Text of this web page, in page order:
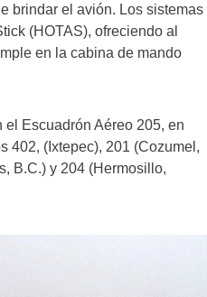
brindar el avión. Los sistemas
(HOTAS), ofreciendo al
en la cabina de mando
el Escuadrón Aéreo 205, en
402, (Ixtepec), 201 (Cozumel,
B.C.) y 204 (Hermosillo,